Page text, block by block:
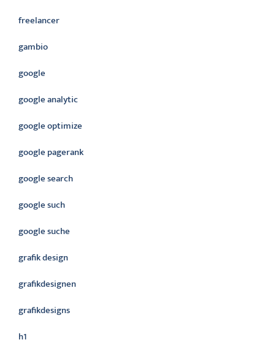
freelancer
gambio
google
google analytic
google optimize
google pagerank
google search
google such
google suche
grafik design
grafikdesignen
grafikdesigns
h1